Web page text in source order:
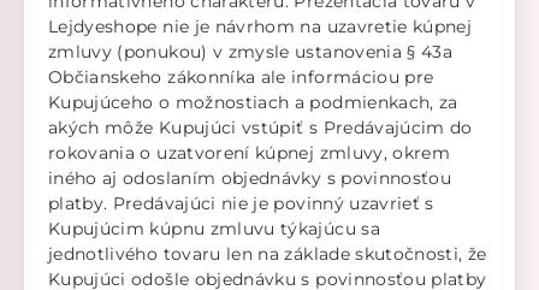
Lejdyeshope nie je návrhom na uzavretie kúpnej
zmluvy (ponukou) v zmysle ustanovenia § 43a
Občianskeho zákonníka ale informáciou pre
Kupujúceho o možnostiach a podmienkach, za
akých môže Kupujúci vstúpiť s Predávajúcim do
rokovania o uzatvorení kúpnej zmluvy, okrem
iného aj odoslaním objednávky s povinnosťou
platby. Predávajúci nie je povinný uzavrieť s
Kupujúcim kúpnu zmluvu týkajúcu sa
jednotlivého tovaru len na základe skutočnosti, že
Kupujúci odošle objednávku s povinnosťou platby